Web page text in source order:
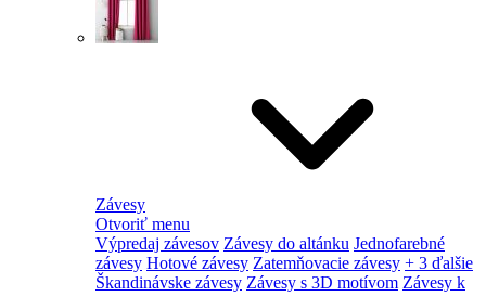
Závesy
Otvoriť menu
Výpredaj závesov Závesy do altánku Jednofarebné
závesy Hotové závesy Zatemňovacie závesy + 3 ďalšie
Škandinávske závesy Závesy s 3D motívom Závesy k